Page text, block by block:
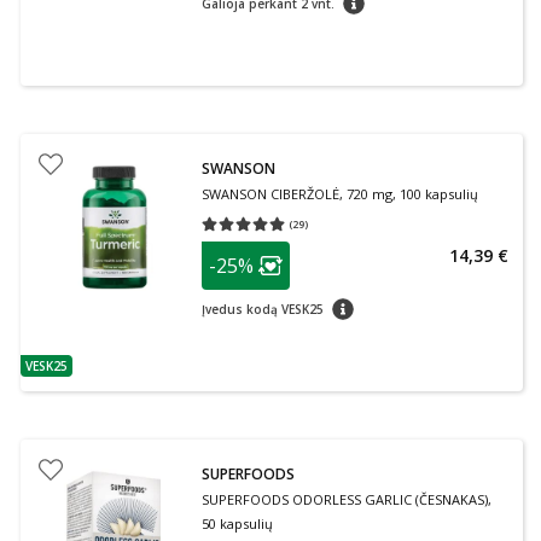
Galioja perkant 2 vnt.
patarimas
VESK25
SWANSON
SWANSON CIBERŽOLĖ, 720 mg, 100 kapsulių
(29)
Vidutinis įvertinimas 5.00
patarimas
Lojalumo klubo narių nuolaida
-25%
Įvedus kodą VESK25 patarimas
14,39 €
SUPERFOODS
SUPERFOODS ODORLESS GARLIC (ČESNAKAS),
50 kapsulių